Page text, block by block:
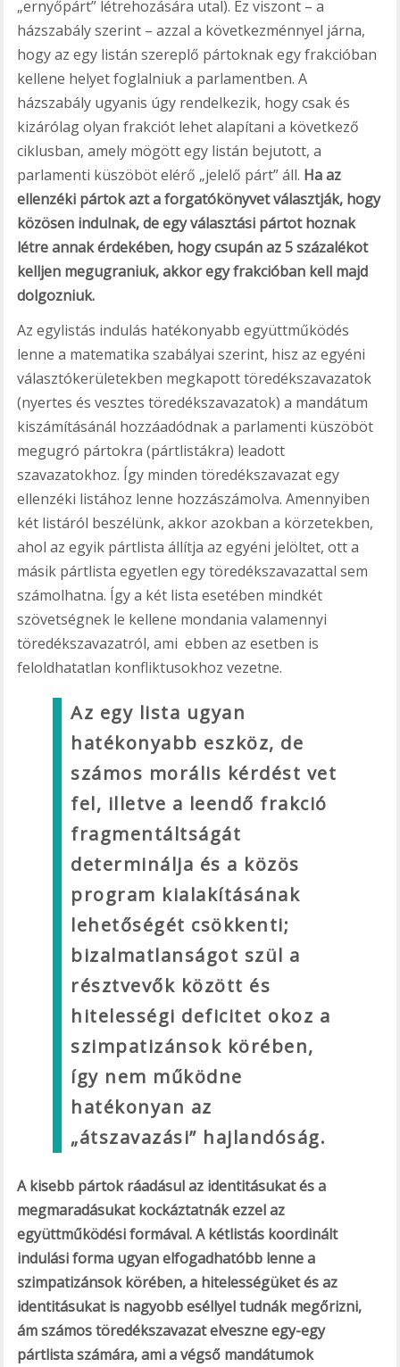
„ernyőpárt” létrehozására utal). Ez viszont – a
házszabály szerint – azzal a következménnyel járna,
hogy az egy listán szereplő pártoknak egy frakcióban
kellene helyet foglalniuk a parlamentben. A
házszabály ugyanis úgy rendelkezik, hogy csak és
kizárólag olyan frakciót lehet alapítani a következő
ciklusban, amely mögött egy listán bejutott, a
parlamenti küszöböt elérő „jelelő párt” áll. Ha az
ellenzéki pártok azt a forgatókönyvet választják, hogy
közösen indulnak, de egy választási pártot hoznak
létre annak érdekében, hogy csupán az 5 százalékot
kelljen megugraniuk, akkor egy frakcióban kell majd
dolgozniuk.
Az egylistás indulás hatékonyabb együttműködés
lenne a matematika szabályai szerint, hisz az egyéni
választókerületekben megkapott töredékszavazatok
(nyertes és vesztes töredékszavazatok) a mandátum
kiszámításánál hozzáadódnak a parlamenti küszöböt
megugró pártokra (pártlistákra) leadott
szavazatokhoz. Így minden töredékszavazat egy
ellenzéki listához lenne hozzászámolva. Amennyiben
két listáról beszélünk, akkor azokban a körzetekben,
ahol az egyik pártlista állítja az egyéni jelöltet, ott a
másik pártlista egyetlen egy töredékszavazattal sem
számolhatna. Így a két lista esetében mindkét
szövetségnek le kellene mondania valamennyi
töredékszavazatról, ami ebben az esetben is
feloldhatatlan konfliktusokhoz vezetne.
Az egy lista ugyan
hatékonyabb eszköz, de
számos morális kérdést vet
fel, illetve a leendő frakció
fragmentáltságát
determinálja és a közös
program kialakításának
lehetőségét csökkenti;
bizalmatlanságot szül a
résztvevők között és
hitelességi deficitet okoz a
szimpatizánsok körében,
így nem működne
hatékonyan az
„átszavazási” hajlandóság.
A kisebb pártok ráadásul az identitásukat és a
megmaradásukat kockáztatnák ezzel az
együttműködési formával. A kétlistás koordinált
indulási forma ugyan elfogadhatóbb lenne a
szimpatizánsok körében, a hitelességüket és az
identitásukat is nagyobb eséllyel tudnák megőrizni,
ám számos töredékszavazat elveszne egy-egy
pártlista számára, ami a végső mandátumok